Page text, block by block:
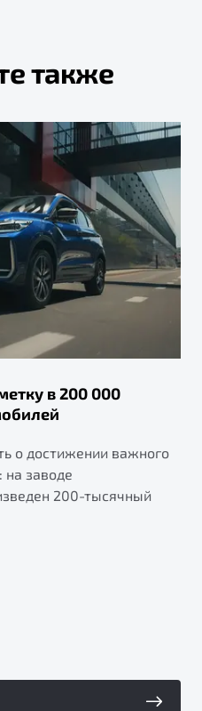
также
в 200 000
о достижении важного
на заводе
200-тысячный